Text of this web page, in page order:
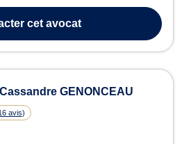
assiste ses clients dans le
cet avocat
GENONCEAU
avis)